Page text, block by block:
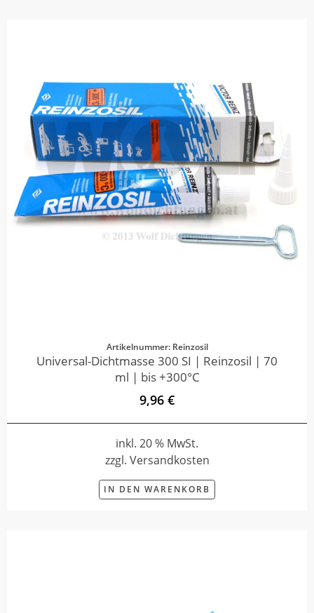
Artikelnummer: Reinzosil
Universal-Dichtmasse 300 SI | Reinzosil | 70
ml | bis +300°C
9,96 €
inkl. 20 % MwSt.
zzgl. Versandkosten
IN DEN WARENKORB